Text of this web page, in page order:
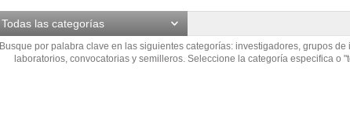
Todas las categorías
Busque por palabra clave en las siguientes categorías: investigadores, grupos de
laboratorios, convocatorias y semilleros. Seleccione la categoría especifica o